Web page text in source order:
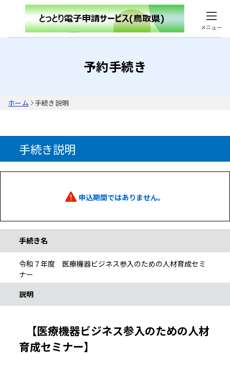
メニュー
予約手続き
ホーム 手続き説明
手続き説明
申込期間ではありません。
手続き名
令和７年度 医療機器ビジネス参入のための人材育成セミ
ナー
説明
【医療機器ビジネス参入のための人材
育成セミナー】